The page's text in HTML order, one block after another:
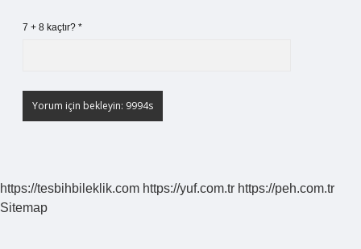
7 + 8 kaçtır? *
https://tesbihbileklik.com https://yuf.com.tr https://peh.com.tr
Sitemap